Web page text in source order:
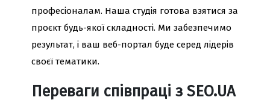
професіоналам. Наша студія готова взятися за
проєкт будь-якої складності. Ми забезпечимо
результат, і ваш веб-портал буде серед лідерів
своєї тематики.
Переваги співпраці з SEO.UA